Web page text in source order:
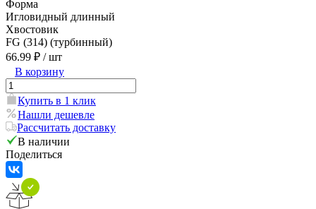
Форма
Игловидный длинный
Хвостовик
FG (314) (турбинный)
66.99 ₽ / шт
В корзину
Купить в 1 клик
Нашли дешевле
Рассчитать доставку
В наличии
Поделиться